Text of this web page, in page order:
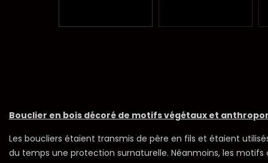
Bouclier en bois décoré de motifs végétaux et
Les boucliers étaient transmis de père en fils et étaient
du temps une protection surnaturelle. Néanmoins, les